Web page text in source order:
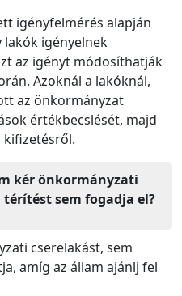
igényfelmérés alapján
igényelnek
az igényt módosíthatják
Azoknál a lakóknál,
az önkormányzat
értékbecslését, majd
kér önkormányzati
térítést sem fogadja el?
cserelakást, sem
amíg az állam ajánlj fel